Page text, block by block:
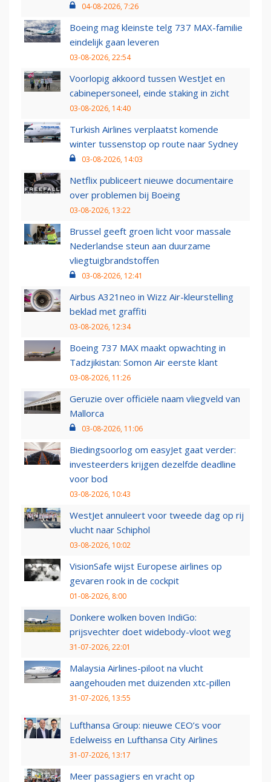
04-08-2026, 7:26
Boeing mag kleinste telg 737 MAX-familie
eindelijk gaan leveren
03-08-2026, 22:54
Voorlopig akkoord tussen WestJet en
cabinepersoneel, einde staking in zicht
03-08-2026, 14:40
Turkish Airlines verplaatst komende
winter tussenstop op route naar Sydney
03-08-2026, 14:03
Netflix publiceert nieuwe documentaire
over problemen bij Boeing
03-08-2026, 13:22
Brussel geeft groen licht voor massale
Nederlandse steun aan duurzame
vliegtuigbrandstoffen
03-08-2026, 12:41
Airbus A321neo in Wizz Air-kleurstelling
beklad met graffiti
03-08-2026, 12:34
Boeing 737 MAX maakt opwachting in
Tadzjikistan: Somon Air eerste klant
03-08-2026, 11:26
Geruzie over officiële naam vliegveld van
Mallorca
03-08-2026, 11:06
Biedingsoorlog om easyJet gaat verder:
investeerders krijgen dezelfde deadline
voor bod
03-08-2026, 10:43
WestJet annuleert voor tweede dag op rij
vlucht naar Schiphol
03-08-2026, 10:02
VisionSafe wijst Europese airlines op
gevaren rook in de cockpit
01-08-2026, 8:00
Donkere wolken boven IndiGo:
prijsvechter doet widebody-vloot weg
31-07-2026, 22:01
Malaysia Airlines-piloot na vlucht
aangehouden met duizenden xtc-pillen
31-07-2026, 13:55
Lufthansa Group: nieuwe CEO’s voor
Edelweiss en Lufthansa City Airlines
31-07-2026, 13:17
Meer passagiers en vracht op